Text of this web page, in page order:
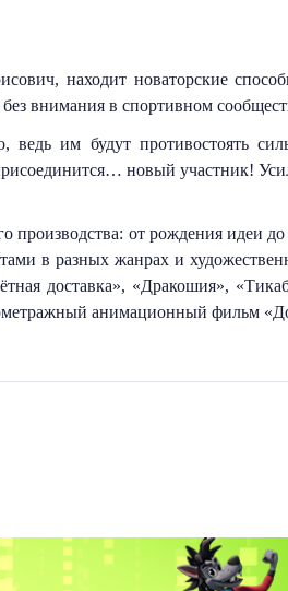
находит новаторские
внимания в спортивном
им будут противостоять
новый участник!
от рождения идеи до
в разных жанрах и
доставка», «Дракошия»,
анимационный фильм